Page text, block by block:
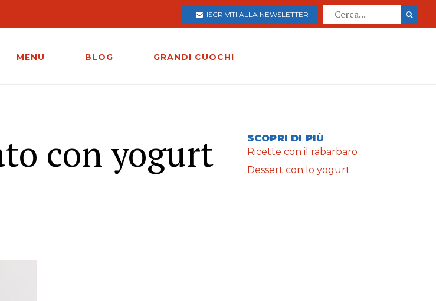
ISCRIVITI ALLA NEWSLETTER
MENU BLOG GRANDI CUOCHI
con yogurt
SCOPRI DI PIÙ
Ricette con il rabarbaro
Dessert con lo yogurt